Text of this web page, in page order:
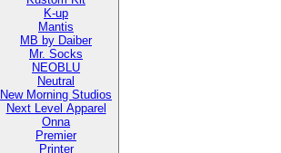
K-up
Mantis
MB by Daiber
Mr. Socks
NEOBLU
Neutral
New Morning Studios
Next Level Apparel
Onna
Premier
Printer